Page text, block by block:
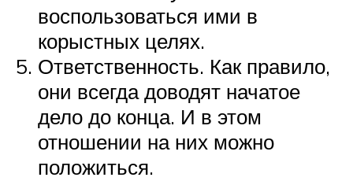
воспользоваться ими в
корыстных целях.
Ответственность. Как правило,
они всегда доводят начатое
дело до конца. И в этом
отношении на них можно
положиться.